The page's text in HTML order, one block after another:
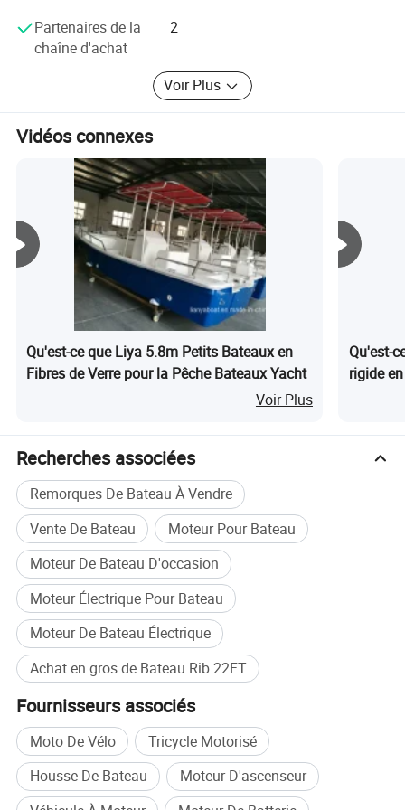
ans garantie
Fibre de verre :
Coque en fibre de verre et coque en aluminium sont
garanties 5 ans;
Ashland Gel-Coat, d'Amérique;
Le matériau en acier inoxydable est de grade 316 ;
Les accessoires sont garantis 1 an.
Absorption du vide pour rendre la coque en fibre de verre
plus légère et plus résistante pas de bulle à l'intérieur
et une sécurité supérieures
Configuration longitudinale et transversale de la quille,
stable et forte sur les grandes eaux
Le réservoir de carburant intérieur est amovible, facile à
réparer ou à entretenir
Liyacontrôle qualité :
Tous les bateaux sont fabriqués sur la base des normes
internationales ISO6185, IS012217 et avec la certification
ce
Partenaires de la
chaîne d'achat
2
Voir Plus
Vidéos connexes
Qu'est-ce que Liya 5.8m Petits Bateaux en
Fibres de Verre pour la Pêche Bateaux Yacht
Voir Plus
Qu'est-
rigide
Recherches associées
Remorques De Bateau À Vendre
Vente De Bateau
Moteur Pour Bateau
Moteur De Bateau D'occasion
Moteur Électrique Pour Bateau
Moteur De Bateau Électrique
Achat en gros de Bateau Rib 22FT
Fournisseurs associés
Moto De Vélo
Tricycle Motorisé
Housse De Bateau
Moteur D'ascenseur